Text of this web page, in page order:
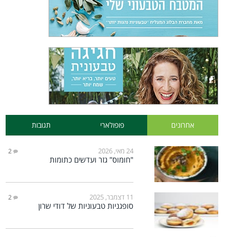
אחרונים פופולארי תגובות
24 מאי, 2026 2
"חומוס" גזר ועדשים כתומות
11 דצמבר, 2025 2
סופגניות טבעוניות של דודי שרון